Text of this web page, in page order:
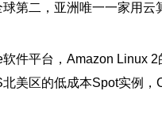
第二，亚洲唯一一家用云
件平台，Amazon Linux 2
美区的低成本Spot实例，